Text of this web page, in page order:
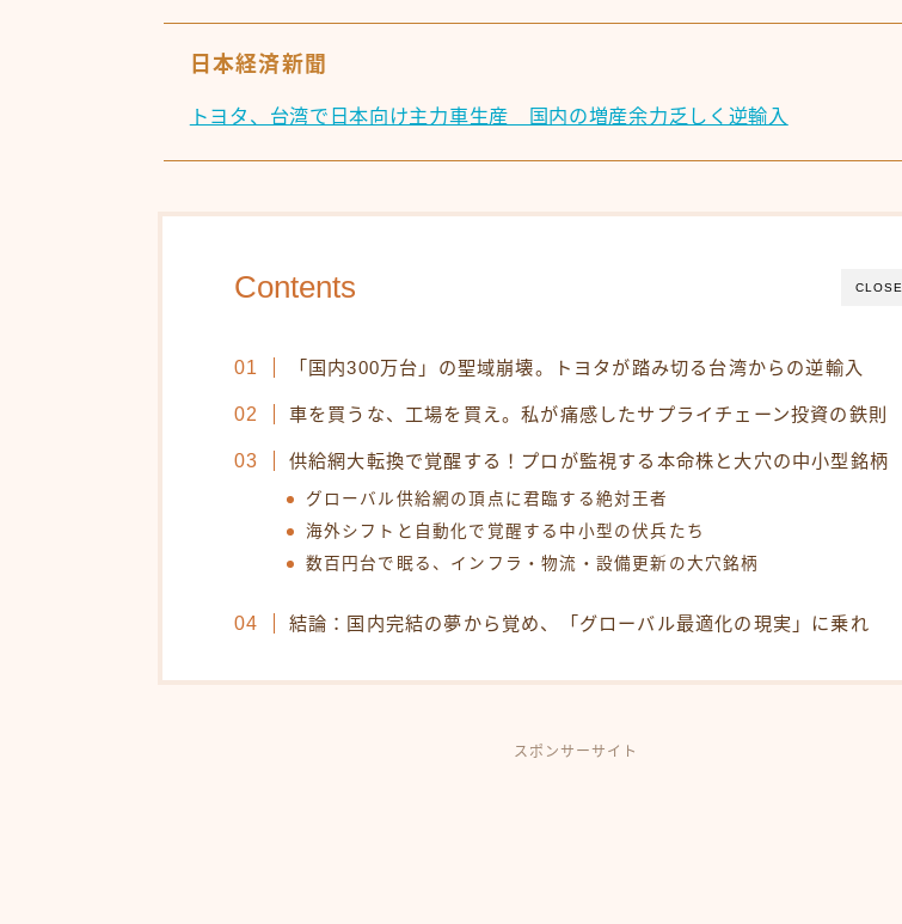
日本経済新聞
トヨタ、台湾で日本向け主力車生産 国内の増産余力乏しく逆輸入
CLOSE
Contents
「国内300万台」の聖域崩壊。トヨタが踏み切る台湾からの逆輸入
車を買うな、工場を買え。私が痛感したサプライチェーン投資の鉄則
供給網大転換で覚醒する！プロが監視する本命株と大穴の中小型銘柄
グローバル供給網の頂点に君臨する絶対王者
海外シフトと自動化で覚醒する中小型の伏兵たち
数百円台で眠る、インフラ・物流・設備更新の大穴銘柄
結論：国内完結の夢から覚め、「グローバル最適化の現実」に乗れ
スポンサーサイト